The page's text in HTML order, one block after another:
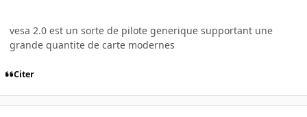
vesa 2.0 est un sorte de pilote generique supportant une
grande quantite de carte modernes
Citer